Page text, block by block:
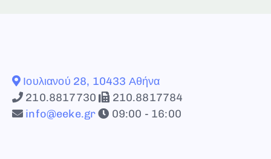
Ιουλιανού 28, 10433 Αθήνα
210.8817730
210.8817784
info@eeke.gr
09:00 - 16:00